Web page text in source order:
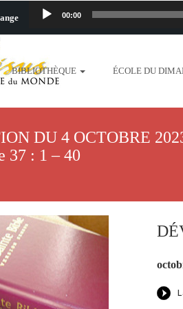
00:00
taime.mp3 http://
content/uploads/2018/06/
http://www.lafoiapostolique.org/wp-
http://www.lafoiapostolique.org/wp-
BIBLIOTHÈQUE ÉCOLE DU
DU 4 OCTOBRE
37 : 1 – 40